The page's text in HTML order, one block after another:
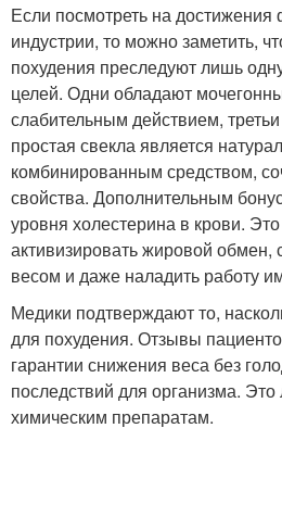
Если посмотреть на достижения
индустрии, то можно заметить,
похудения преследуют лишь
целей. Одни обладают
слабительным действием,
простая свекла является
комбинированным средством,
свойства. Дополнительным
уровня холестерина в крови.
активизировать жировой обмен,
весом и даже наладить работу
Медики подтверждают то,
для похудения. Отзывы
гарантии снижения веса без
последствий для организма.
химическим препаратам.